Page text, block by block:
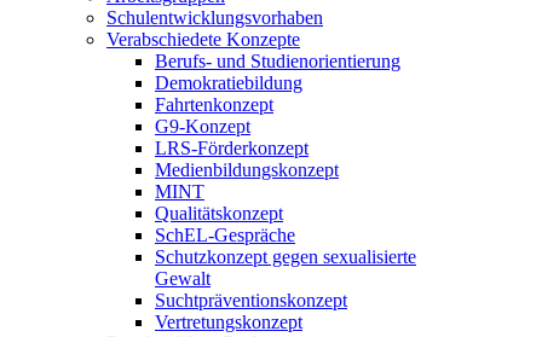
Schulentwicklungsvorhaben
Verabschiedete Konzepte
Berufs- und Studienorientierung
Demokratiebildung
Fahrtenkonzept
G9-Konzept
LRS-Förderkonzept
Medienbildungskonzept
MINT
Qualitätskonzept
SchEL-Gespräche
Schutzkonzept gegen sexualisierte
Gewalt
Suchtpräventionskonzept
Vertretungskonzept